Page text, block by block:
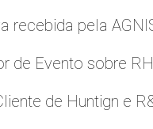
recebida pela
de Evento sobre RH
de Huntign e